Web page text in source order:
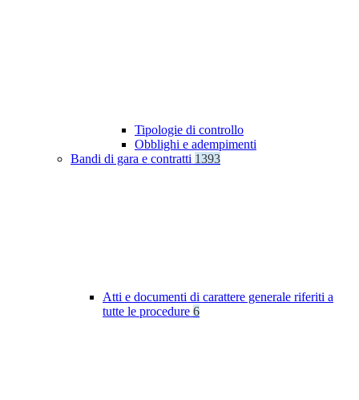
Tipologie di controllo
Obblighi e adempimenti
Bandi di gara e contratti 1393
Atti e documenti di carattere generale riferiti a
tutte le procedure 6